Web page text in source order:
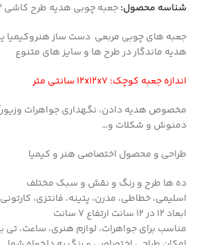
شناسه محصول:جعبه چوبی هدیه طرح کاشی 121243
جعبه های چوبی مربعی دست ساز هنروکیمیا
هدیه ماندگار در طرح ها و سایز های متنوع
اندازه جعبه کوچک: 12x12x7 سانتی متر
مخصوص هدیه دادن، نگهداری جواهرات
دمنوش و شکلات و…
طراحی و محصول اختصاصی هنر و کیمیا
ده ها طرح و رنگ و نقش و سبک مختلف
اسلیمی، خطاطی، مدرن، پتینه، فانتزی،
ابعاد ۱۲ در ۱۲ سانت ارتفاع ۷ سانت
مناسب برای جواهرات، لوازم هنری، ساعت، تی